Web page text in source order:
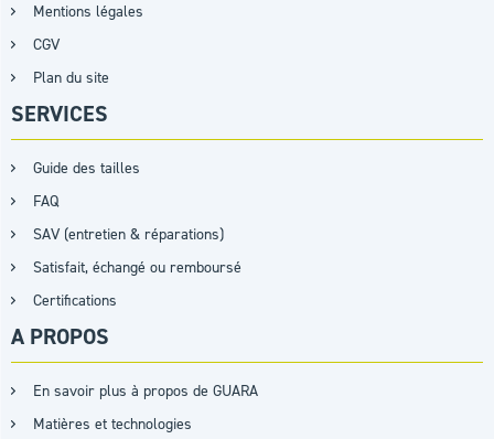
Mentions légales
CGV
Plan du site
SERVICES
Guide des tailles
FAQ
SAV (entretien & réparations)
Satisfait, échangé ou remboursé
Certifications
A PROPOS
En savoir plus à propos de GUARA
Matières et technologies